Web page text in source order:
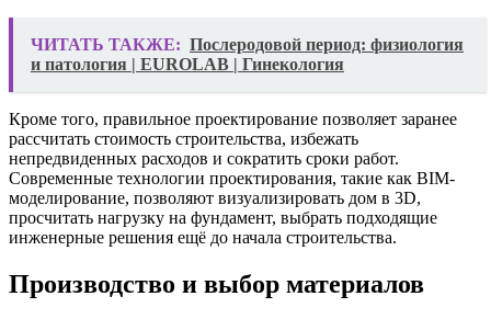
ЧИТАТЬ ТАКЖЕ: Послеродовой период: физиология
и патология | EUROLAB | Гинекология
Кроме того, правильное проектирование позволяет заранее
рассчитать стоимость строительства, избежать
непредвиденных расходов и сократить сроки работ.
Современные технологии проектирования, такие как BIM-
моделирование, позволяют визуализировать дом в 3D,
просчитать нагрузку на фундамент, выбрать подходящие
инженерные решения ещё до начала строительства.
Производство и выбор материалов